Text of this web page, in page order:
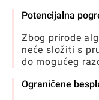
Potencijalna
Zbog prirode
neće složiti s
do mogućeg
Ograničene